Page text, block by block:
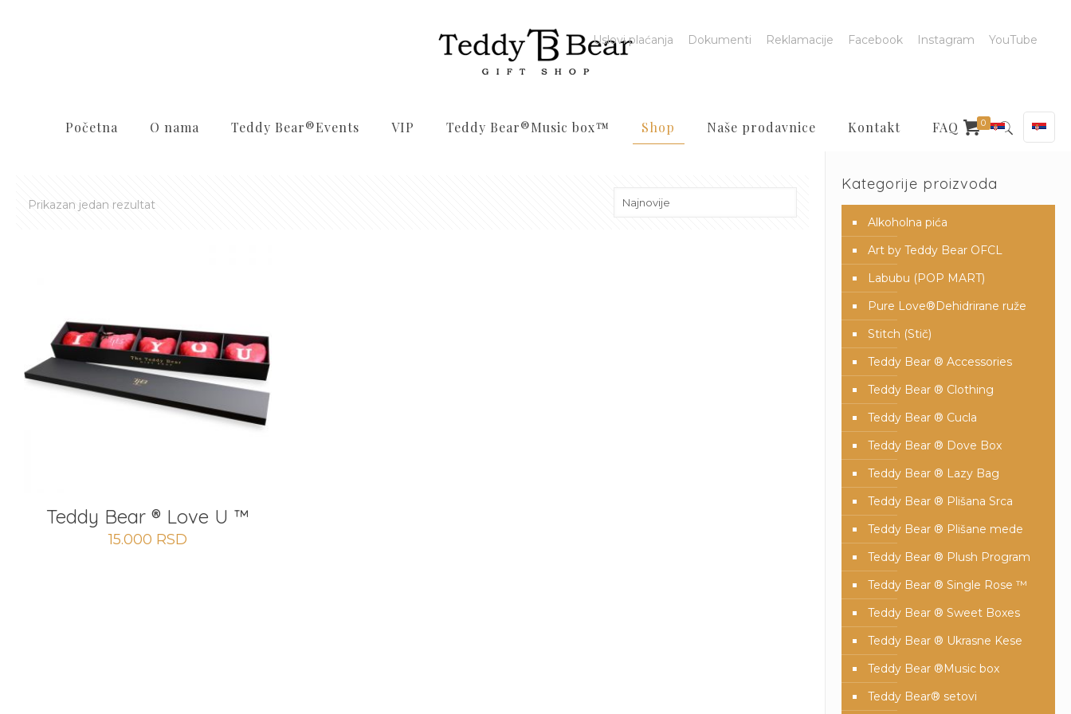
Početna O nama Teddy Bear®️Events VIP Teddy Bear®️Music box™️ Shop Naše prodavnice Kontakt FAQ
Uslovi plaćanja Dokumenti Reklamacije Facebook Instagram YouTube
0
Prikazan jedan rezultat
Teddy Bear ® Love U ™
15.000 RSD
Kategorije proizvoda
Alkoholna pića
Art by Teddy Bear OFCL
Labubu (POP MART)
Pure Love®️Dehidrirane ruže
Stitch (Stič)
Teddy Bear ® Accessories
Teddy Bear ® Clothing
Teddy Bear ® Cucla
Teddy Bear ® Dove Box
Teddy Bear ® Lazy Bag
Teddy Bear ® Plišana Srca
Teddy Bear ® Plišane mede
Teddy Bear ® Plush Program
Teddy Bear ® Single Rose ™
Teddy Bear ® Sweet Boxes
Teddy Bear ® Ukrasne Kese
Teddy Bear ®Music box
Teddy Bear® setovi